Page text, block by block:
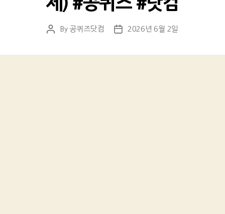
PostBy 공퀴즈닷컴
Post2026년 6월 2일